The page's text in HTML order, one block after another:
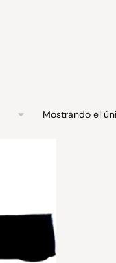
Mostrando el